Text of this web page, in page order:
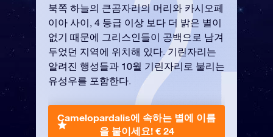
북쪽 하늘의 큰곰자리의 머리와 카시오페
이아 사이, 4 등급 이상 보다 더 밝은 별이
없기 때문에 그리스인들이 공백으로 남겨
두었던 지역에 위치해 있다. 기린자리는
알려진 행성들과 10월 기린자리로 불리는
유성우를 포함한다.
Camelopardalis에 속하는 별에 이름
을 붙이세요! € 24